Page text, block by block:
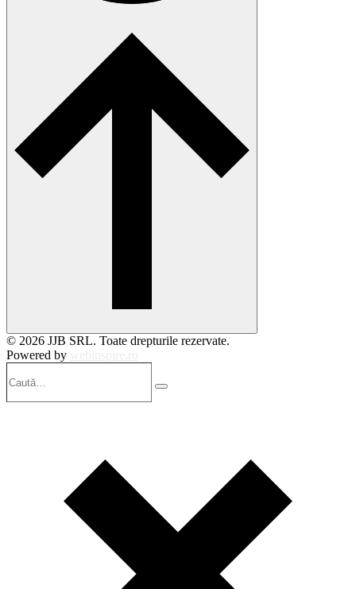
© 2026 JJB SRL. Toate drepturile rezervate.
Powered by
Search